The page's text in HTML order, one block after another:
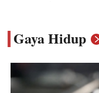
Gaya Hidup